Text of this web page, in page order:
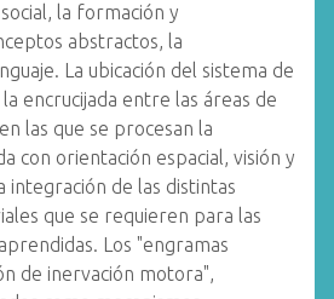
la formación y
abstractos, la
La ubicación del sistema de
encrucijada entre las áreas de
las que se procesan la
con orientación espacial, visión y
integración de las distintas
que se requieren para las
Los "engramas
de inervación motora",